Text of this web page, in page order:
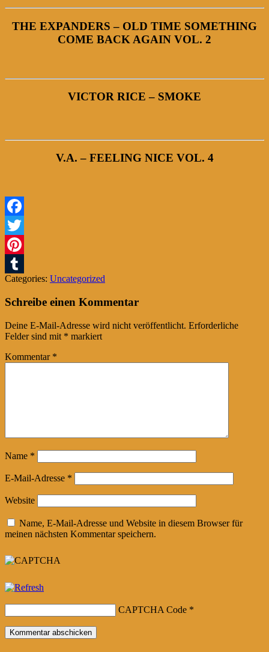
THE EXPANDERS – OLD TIME SOMETHING
COME BACK AGAIN VOL. 2
VICTOR RICE – SMOKE
V.A. – FEELING NICE VOL. 4
Facebook
Twitter
Pinterest
Tumblr
Categories: Uncategorized
Schreibe einen Kommentar
Deine E-Mail-Adresse wird nicht veröffentlicht. Erforderliche
Felder sind mit * markiert
Kommentar *
Name *
E-Mail-Adresse *
Website
Name, E-Mail-Adresse und Website in diesem Browser für
meinen nächsten Kommentar speichern.
CAPTCHA Code *